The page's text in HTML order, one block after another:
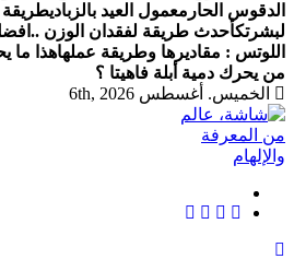
الدقوس الحار معمول العيد بالزباديطريقة
لبشرتكأحدث طريقة لفقدان الوزن ..
اللوتس : مقاديرها وطريقة عملهاهذا ما
من يحرك دمية أبلة فاهيتا ؟
الخميس. أغسطس 6th, 2026
شاشة هي منصة شاملة تقدم محتوى
أسلوب الحياة الحديث، بالإضافة إلى